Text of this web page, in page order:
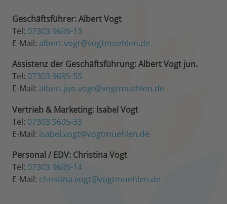
Geschäftsführer: Albert Vogt
Tel: 07303 9695-13
E-Mail: albert.vogt@vogtmuehlen.de
Assistenz der Geschäftsführung: Albert Vogt jun.
Tel: 07303 9695-55
E-Mail: albert.jun.vogt@vogtmuehlen.de
Vertrieb & Marketing: Isabel Vogt
Tel: 07303 9695-33
E-Mail: isabel.vogt@vogtmuehlen.de
Personal / EDV: Christina Vogt
Tel: 07303 9695-14
E-Mail: christina.vogt@vogtmuehlen.de